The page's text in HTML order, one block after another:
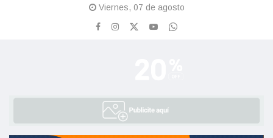
Viernes, 07 de agosto